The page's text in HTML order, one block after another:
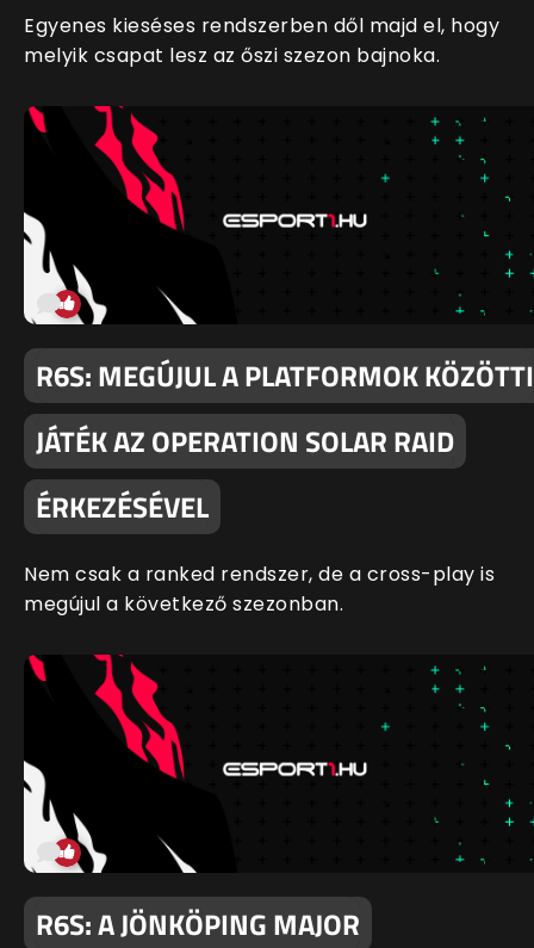
Egyenes kieséses rendszerben dől majd el, hogy
melyik csapat lesz az őszi szezon bajnoka.
R6S: MEGÚJUL A PLATFORMOK KÖZÖTTI
JÁTÉK AZ OPERATION SOLAR RAID
ÉRKEZÉSÉVEL
Nem csak a ranked rendszer, de a cross-play is
megújul a következő szezonban.
R6S: A JÖNKÖPING MAJOR